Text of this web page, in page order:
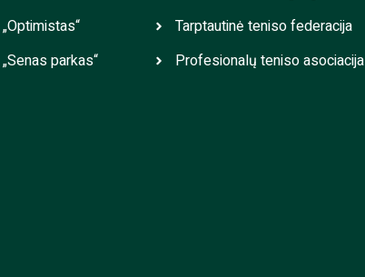
parkas“
Tarptautinė teniso federacija
Profesionalų teniso asociacija